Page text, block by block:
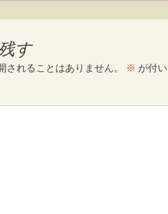
す
されることはありません。 ※ が付